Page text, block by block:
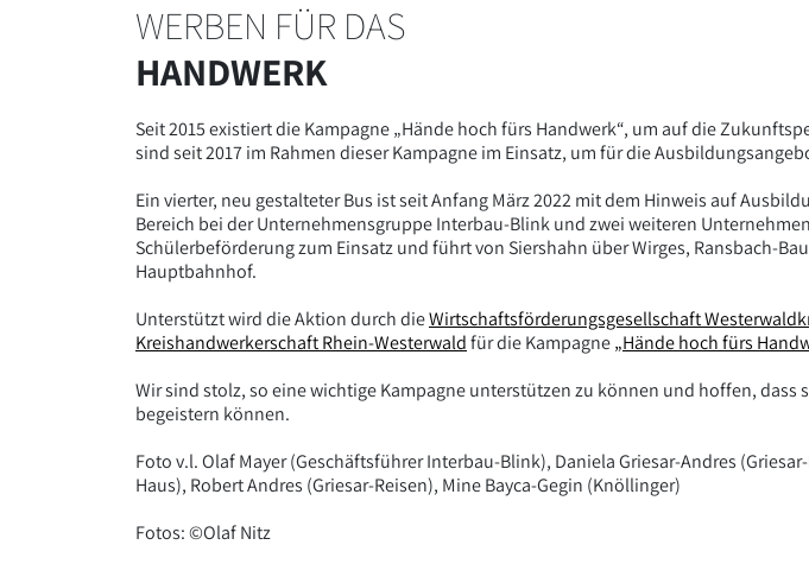
WERBEN FÜR DAS
HANDWERK
Seit 2015 existiert die Kampagne „Hände hoch fürs Handwerk“, um auf die
sind seit 2017 im Rahmen dieser Kampagne im Einsatz, um für die
Ein vierter, neu gestalteter Bus ist seit Anfang März 2022 mit dem Hinweis auf
Bereich bei der Unternehmensgruppe Interbau-Blink und zwei weiteren
Schülerbeförderung zum Einsatz und führt von Siershahn über Wirges, Ransbach-
Hauptbahnhof.
Unterstützt wird die Aktion durch dieWirtschaftsförderungsgesellschaft
Kreishandwerkerschaft Rhein-Westerwaldfür die Kampagne„Hände hoch fürs
Wir sind stolz, so eine wichtige Kampagne unterstützen zu können und hoffen,
begeistern können.
Foto v.l. Olaf Mayer (Geschäftsführer Interbau-Blink), Daniela Griesar-Andres
Haus), Robert Andres (Griesar-Reisen), Mine Bayca-Gegin (Knöllinger)
Fotos: ©Olaf Nitz